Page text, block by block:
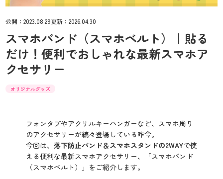
公開：2023.08.29更新：2026.04.30
スマホバンド（スマホベルト）｜貼る
だけ！便利でおしゃれな最新スマホア
クセサリー
オリジナルグッズ
フォンタブやアクリルキーハンガーなど、スマホ周り
のアクセサリーが続々登場している昨今。
今回は、 落下防止バンド＆スマホスタンドの2WAYで使
える便利な最新スマホアクセサリー、「スマホバンド
（スマホベルト）」をご紹介します。